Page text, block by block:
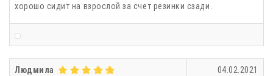
хорошо сидит на взрослой за счет резинки сзади.
Людмила 04.02.2021